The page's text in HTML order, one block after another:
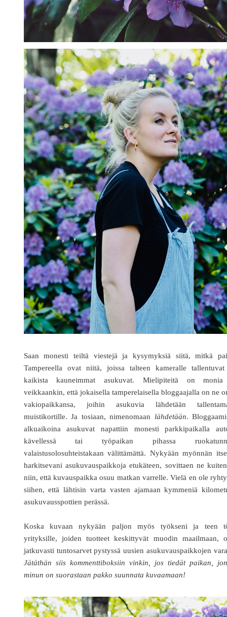
Saan monesti teiltä viestejä ja kysymyksiä siitä, mitkä
Tampereella ovat niitä, joissa talteen kameralle
kaikista kauneimmat asukuvat. Mielipiteitä on
veikkaankin, että jokaisella tamperelaisella bloggaajalla on ne
vakiopaikkansa, joihin asukuvia lähdetään
muistikortille. Ja tosiaan, nimenomaan lähdetään.
alkuaikoina asukuvat napattiin monesti parkkipaikalla
kävellessä tai työpaikan pihassa
valaistusolosuhteistakaan välittämättä. Nykyään myönnän
harkitsevani asukuvauspaikkoja etukäteen, sovittaen ne
niin, että kuvauspaikka osuu matkan varrelle. Vielä en ole
siihen, että lähtisin varta vasten ajamaan kymmeniä
asukuvausspottien perässä.
Koska kuvaan nykyään paljon myös työkseni ja teen
yrityksille, joiden tuotteet keskittyvät muodin maailmaan,
jatkuvasti tuntosarvet pystyssä uusien asukuvauspaikkojen
Jätäthän siis kommenttiboksiin vinkin, jos tiedät paikan,
minun on suorastaan pakko suunnata kuvaamaan!